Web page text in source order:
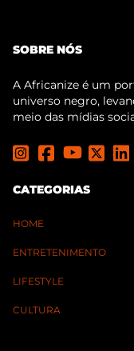
SOBRE NÓS
A Africanize é um
universo negro,
meio das mídias
CATEGORIAS
HOME
ENTRETENIMENTO
LIFESTYLE
CULTURA